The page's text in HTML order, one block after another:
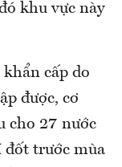
khu vực này
cấp do
được, cơ
cho 27 nước
đốt trước mùa